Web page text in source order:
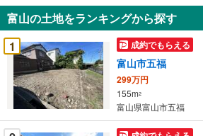
知
を
受
け
取
る
条
件
富山の土地をランキングから探す
1
成約でもらえる
富山市五福
299万円
155m2
富山県富山市五福